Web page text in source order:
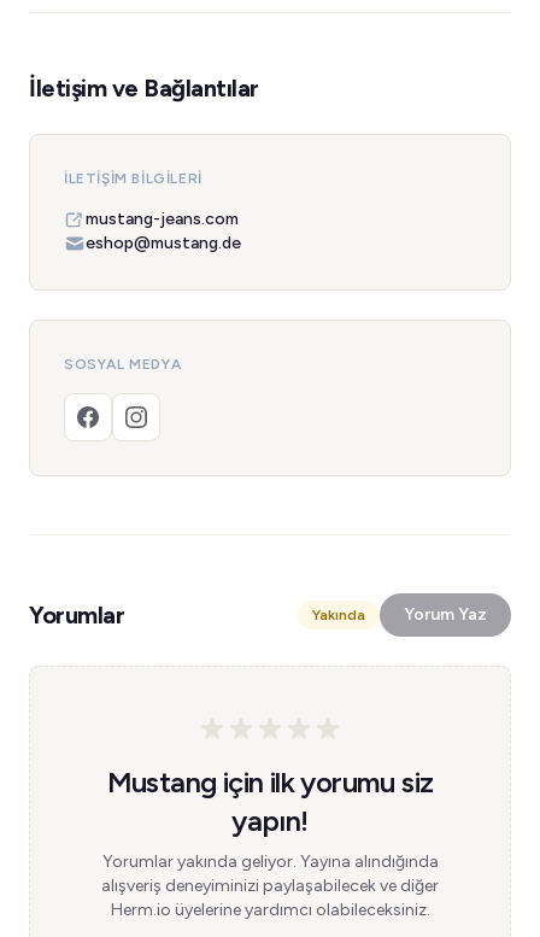
İletişim ve Bağlantılar
İLETIŞIM BILGILERI
mustang-jeans.com
eshop@mustang.de
SOSYAL MEDYA
Yorumlar Yakında Yorum Yaz
Mustang için ilk yorumu siz
yapın!
Yorumlar yakında geliyor. Yayına alındığında
alışveriş deneyiminizi paylaşabilecek ve diğer
Herm.io üyelerine yardımcı olabileceksiniz.